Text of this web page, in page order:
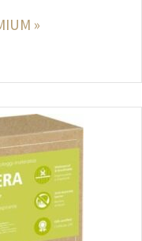
»